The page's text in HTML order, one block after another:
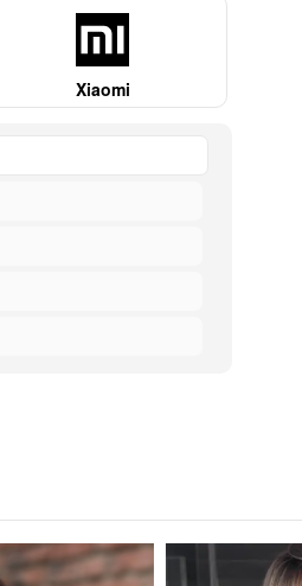
Xiaomi